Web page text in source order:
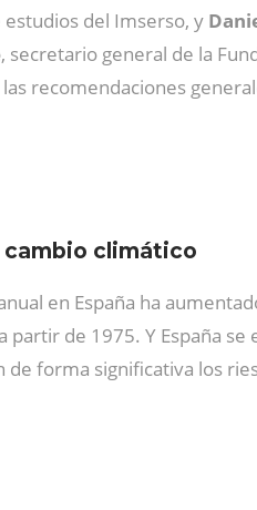
estudios del Imserso, y
, secretario general de la
recomendaciones
cambio climático
en España ha
de 1975. Y España
forma significativa los